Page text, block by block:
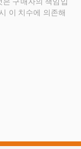
이 치수에 의존해